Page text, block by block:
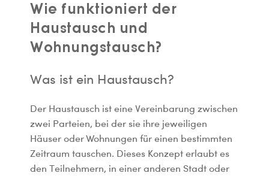
Wie funktioniert der
Haustausch und
Wohnungstausch?
Was ist ein Haustausch?
Der Haustausch ist eine Vereinbarung zwischen
zwei Parteien, bei der sie ihre jeweiligen
Häuser oder Wohnungen für einen bestimmten
Zeitraum tauschen. Dieses Konzept erlaubt es
den Teilnehmern, in einer anderen Stadt oder